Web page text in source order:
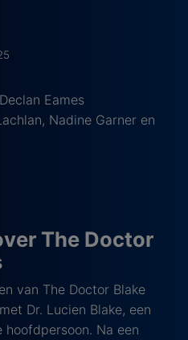
Eames
Nadine Garner en
The Doctor
van The Doctor Blake
Dr. Lucien Blake, een
Na een